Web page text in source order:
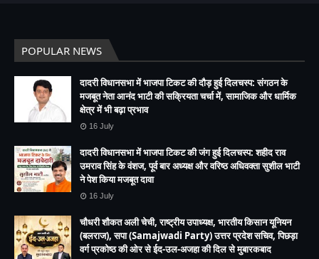
POPULAR NEWS
दादरी विधानसभा में भाजपा टिकट की दौड़ हुई दिलचस्प: संगठन के
मजबूत नेता आनंद भाटी की सक्रियता चर्चा में, सामाजिक और धार्मिक
क्षेत्र में भी बढ़ा प्रभाव
16 July
दादरी विधानसभा में भाजपा टिकट की जंग हुई दिलचस्प: शहीद राव
उमराव सिंह के वंशज, पूर्व बार अध्यक्ष और वरिष्ठ अधिवक्ता सुशील भाटी
ने पेश किया मजबूत दावा
16 July
चौधरी शौकत अली चेची, राष्ट्रीय उपाध्यक्ष, भारतीय किसान यूनियन
(बलराज), सपा (Samajwadi Party) उत्तर प्रदेश सचिव, पिछड़ा
वर्ग प्रकोष्ठ की ओर से ईद-उल-अजहा की दिल से मुबारकबाद